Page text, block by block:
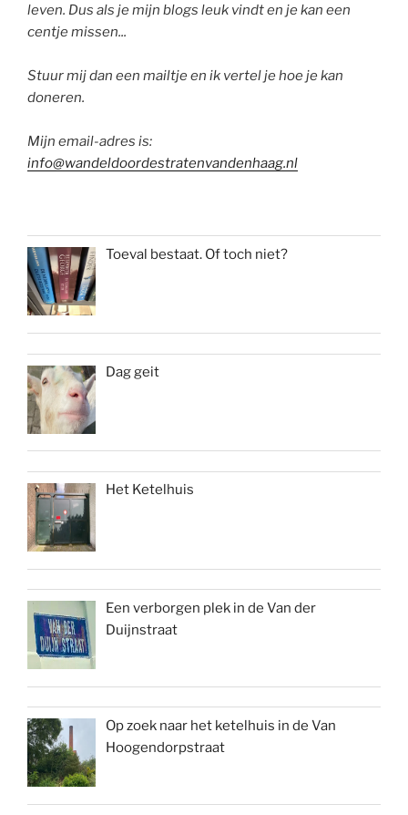
leven. Dus als je mijn blogs leuk vindt en je kan een
centje missen...
Stuur mij dan een mailtje en ik vertel je hoe je kan
doneren.
Mijn email-adres is:
info@wandeldoordestratenvandenhaag.nl
Toeval bestaat. Of toch niet?
Dag geit
Het Ketelhuis
Een verborgen plek in de Van der
Duijnstraat
Op zoek naar het ketelhuis in de Van
Hoogendorpstraat